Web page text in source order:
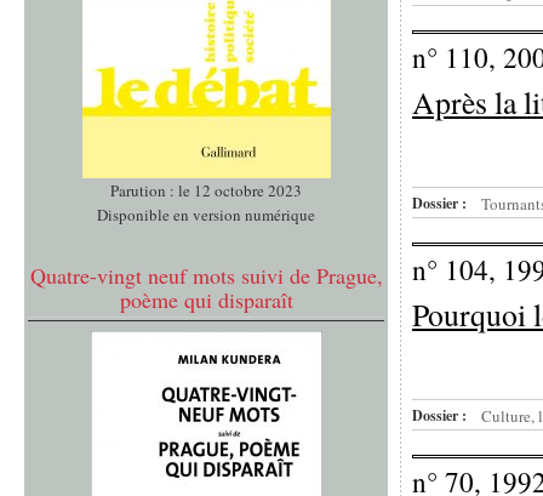
Parution : le 12 octobre 2023
Disponible en version numérique
Quatre-vingt neuf mots suivi de Prague,
poème qui disparaît
n° 110,
Après la
Dossier :
n° 104,
Pourquoi
Dossier : Culture,
n° 70,